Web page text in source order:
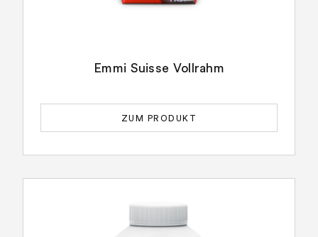
Emmi Suisse Vollrahm
ZUM PRODUKT